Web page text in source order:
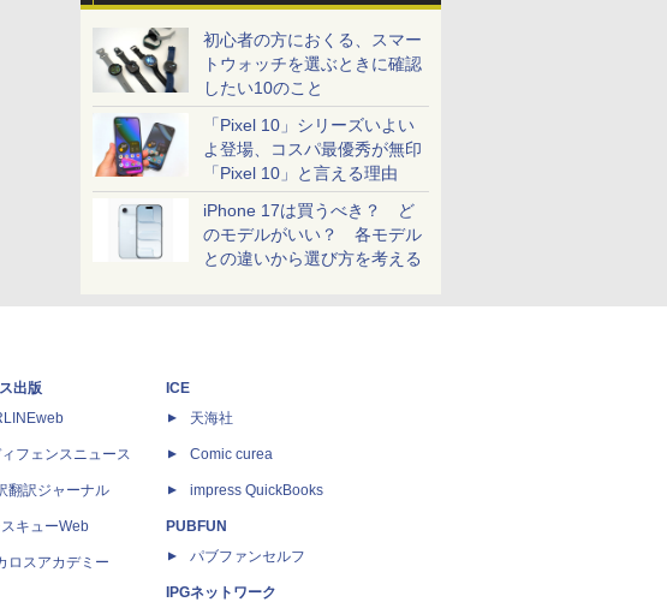
初心者の方におくる、スマー
トウォッチを選ぶときに確認
したい10のこと
「Pixel 10」シリーズいよい
よ登場、コスパ最優秀が無印
「Pixel 10」と言える理由
iPhone 17は買うべき？ ど
のモデルがいい？ 各モデル
との違いから選び方を考える
出版
フェンスニュース
翻訳ジャーナル
キューWeb
ロスアカデミー
ICE
天海社
Comic curea
impress QuickBooks
PUBFUN
パブファンセルフ
IPGネットワーク